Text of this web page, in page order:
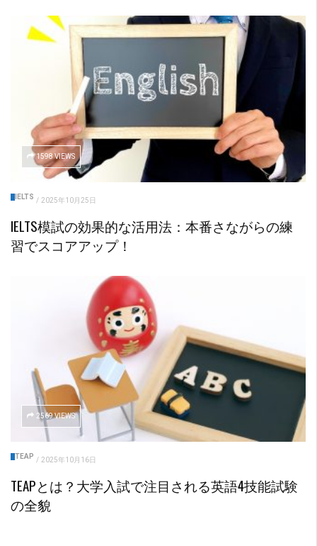
1598 VIEWS
IELTS / 2025年10月25日
IELTS模試の効果的な活用法：本番さながらの練
習でスコアアップ！
2569 VIEWS
TEAP / 2025年10月16日
TEAPとは？大学入試で注目される英語4技能試験
の全貌